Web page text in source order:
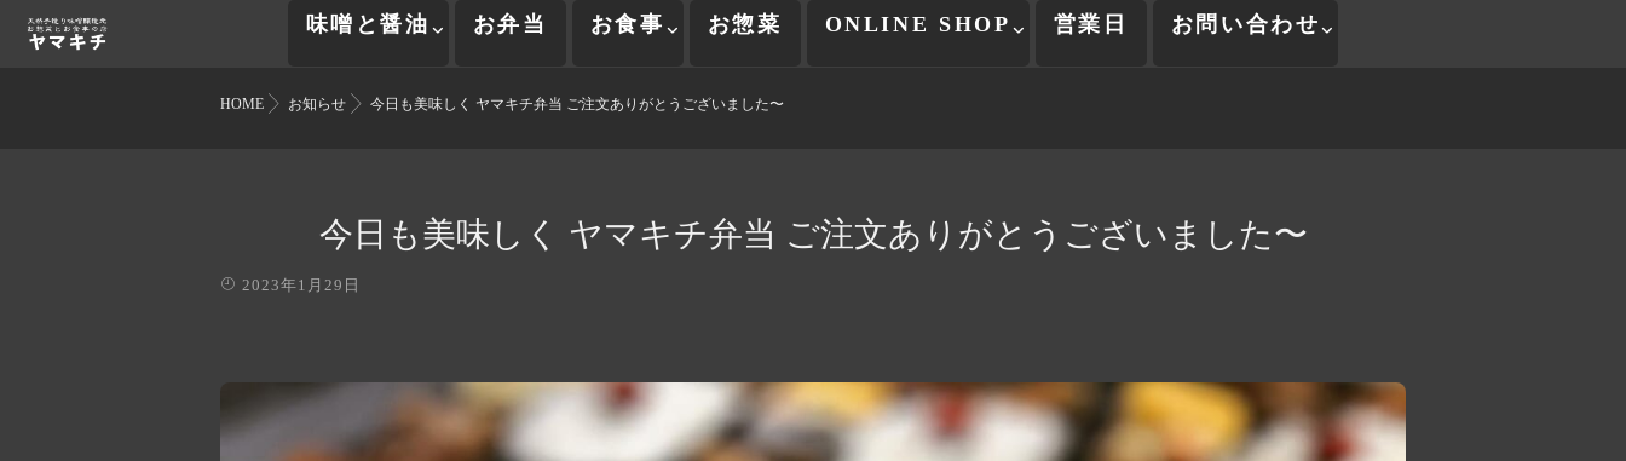
味噌と醤油 お弁当 お食事 お惣菜 ONLINE SHOP 営業日 お問い合わせ
HOME お知らせ 今日も美味しく ヤマキチ弁当 ご注文ありがとうございました〜
今日も美味しく ヤマキチ弁当 ご注文ありがとうございました〜
2023年1月29日